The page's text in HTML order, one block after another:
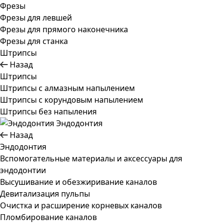
Фрезы
Фрезы для левшей
Фрезы для прямого наконечника
Фрезы для станка
Штрипсы
Назад
Штрипсы
Штрипсы c алмазным напылением
Штрипсы c корундовым напылением
Штрипсы без напыления
Эндодонтия
Назад
Эндодонтия
Вспомогательные материалы и аксессуары для
эндодонтии
Высушивание и обезжиривание каналов
Девитализация пульпы
Очистка и расширение корневых каналов
Пломбирование каналов